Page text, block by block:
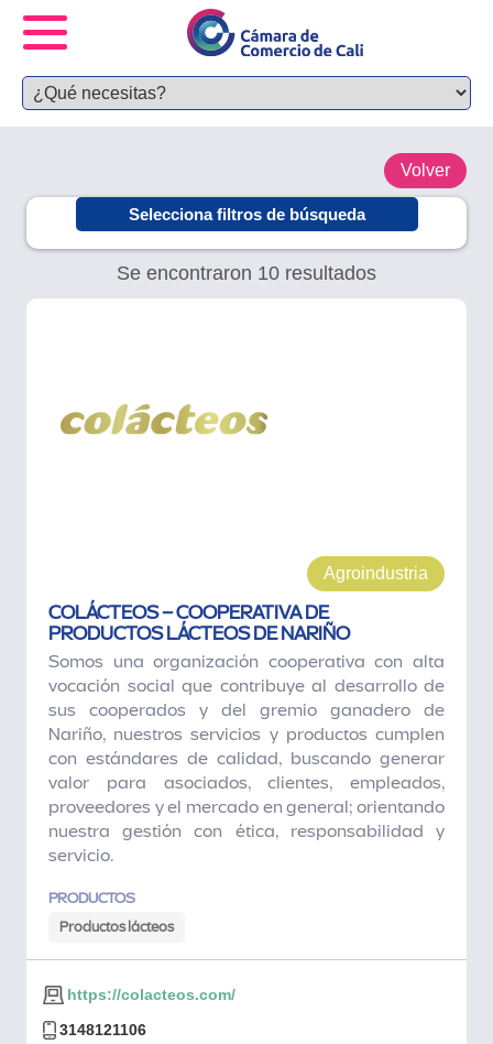
Volver
Selecciona filtros de búsqueda
Se encontraron 10 resultados
Agroindustria
COLÁCTEOS – COOPERATIVA DE
PRODUCTOS LÁCTEOS DE NARIÑO
Somos una organización cooperativa con alta
vocación social que contribuye al desarrollo de
sus cooperados y del gremio ganadero de
Nariño, nuestros servicios y productos cumplen
con estándares de calidad, buscando generar
valor para asociados, clientes, empleados,
proveedores y el mercado en general; orientando
nuestra gestión con ética, responsabilidad y
servicio.
PRODUCTOS
Productos lácteos
https://colacteos.com/
3148121106